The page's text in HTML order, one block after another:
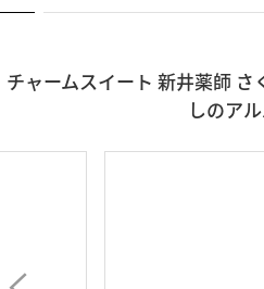
チャームスイート 新井薬師
しのア